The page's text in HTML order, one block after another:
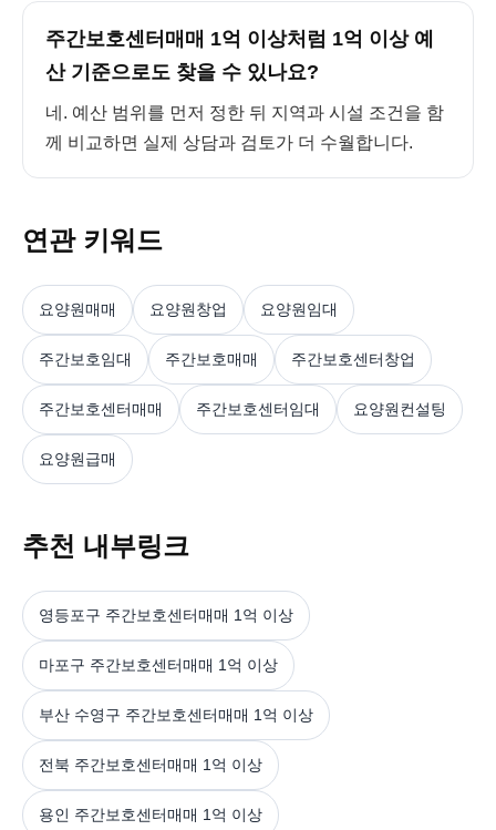
주간보호센터매매 1억 이상처럼 1억 이상 예
산 기준으로도 찾을 수 있나요?
네. 예산 범위를 먼저 정한 뒤 지역과 시설 조건을 함
께 비교하면 실제 상담과 검토가 더 수월합니다.
연관 키워드
요양원매매 요양원창업 요양원임대
주간보호임대 주간보호매매 주간보호센터창업
주간보호센터매매 주간보호센터임대 요양원컨설팅
요양원급매
추천 내부링크
영등포구 주간보호센터매매 1억 이상
마포구 주간보호센터매매 1억 이상
부산 수영구 주간보호센터매매 1억 이상
전북 주간보호센터매매 1억 이상
용인 주간보호센터매매 1억 이상